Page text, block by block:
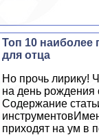
Топ 10 наиболее
для отца
Но прочь лирику!
на день рождения
Содержание
приходят на ум в